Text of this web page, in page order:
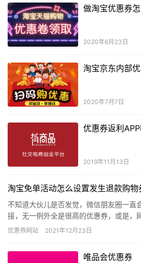
做淘宝优惠券怎
2020年6月23日
淘宝京东内部
2020年7月7日
优惠券返利APP
2019年11月13日
淘宝免单活动怎么设置发生退款购物
不知道大伙儿是否发觉，微信朋友圈一直
接，无一例外全是很高的优惠券，或是，
价，本来自身花上百块买的物品，别人发
优惠券网站 2021年12月23日
唯品会优惠券